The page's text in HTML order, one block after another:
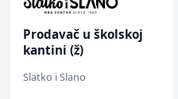
Prodavač u školskoj
kantini (ž)
Slatko i Slano